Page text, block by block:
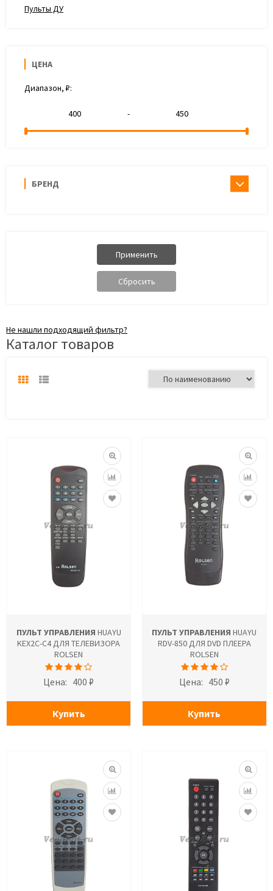
Пульты ДУ
ЦЕНА
Диапазон, ₽:
-
БРЕНД
Не нашли подходящий фильтр?
Каталог товаров
ПУЛЬТ УПРАВЛЕНИЯ HUAYU
KEX2C-C4 ДЛЯ ТЕЛЕВИЗОРА
ROLSEN
Цена: 400 ₽
Купить
ПУЛЬТ УПРАВЛЕНИЯ HUAYU
RDV-850 ДЛЯ DVD ПЛЕЕРА
ROLSEN
Цена: 450 ₽
Купить